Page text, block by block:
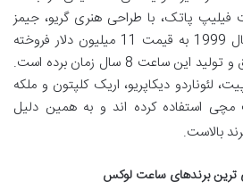
فیلیپ پاتک، با طراحی هنری گریو، جیمز
وارد پکوارد و دیگران، در سال 1999 به قیمت 11 میلیون دلار فروخته
شد! گفته می شود که تحقیق و تولید این ساعت 8 سال زمان برده است.
لئوناردو دیکاپریو، اریک کلپتون و ملکه
مچی استفاده کرده اند و به همین دلیل
بالاست.